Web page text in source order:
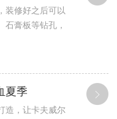
装修好之后可以
石膏板等钻孔，
夏季
造，让卡夫威尔